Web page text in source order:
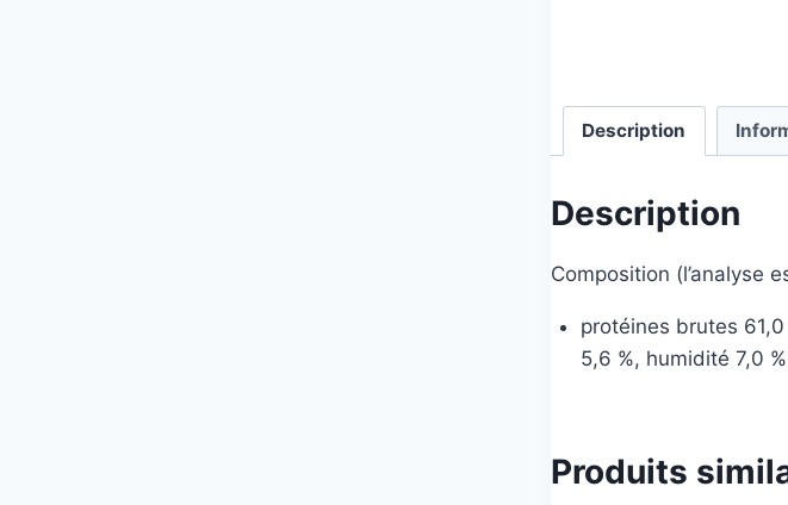
Description
Description
Composition (l’analyse
protéines brutes
5,6 %, humidité 7,0 %
Produits